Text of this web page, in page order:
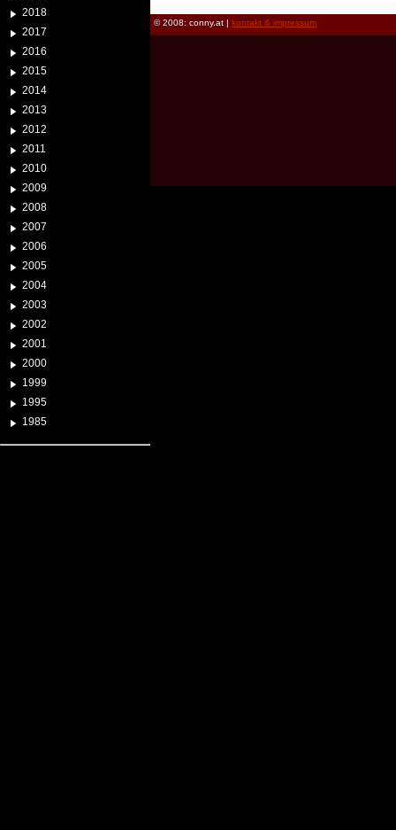
2018
2017
2016
2015
2014
2013
2012
2011
2010
2009
2008
2007
2006
2005
2004
2003
2002
2001
2000
1999
1995
1985
© 2008: conny.at | kontakt & impressum